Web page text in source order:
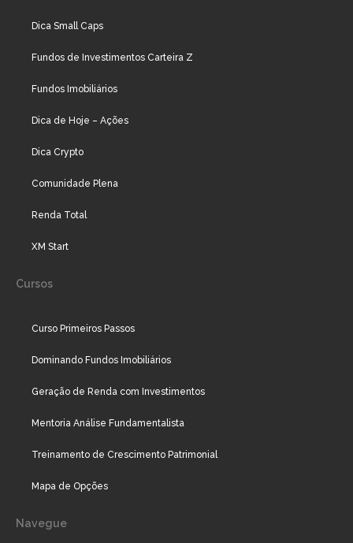
Dica Small Caps
Fundos de Investimentos Carteira Z
Fundos Imobiliários
Dica de Hoje – Ações
Dica Crypto
Comunidade Plena
Renda Total
XM Start
Cursos
Curso Primeiros Passos
Dominando Fundos Imobiliários
Geração de Renda com Investimentos
Mentoria Análise Fundamentalista
Treinamento de Crescimento Patrimonial
Mapa de Opções
Navegue